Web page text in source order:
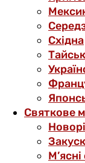
Східна
Святкове